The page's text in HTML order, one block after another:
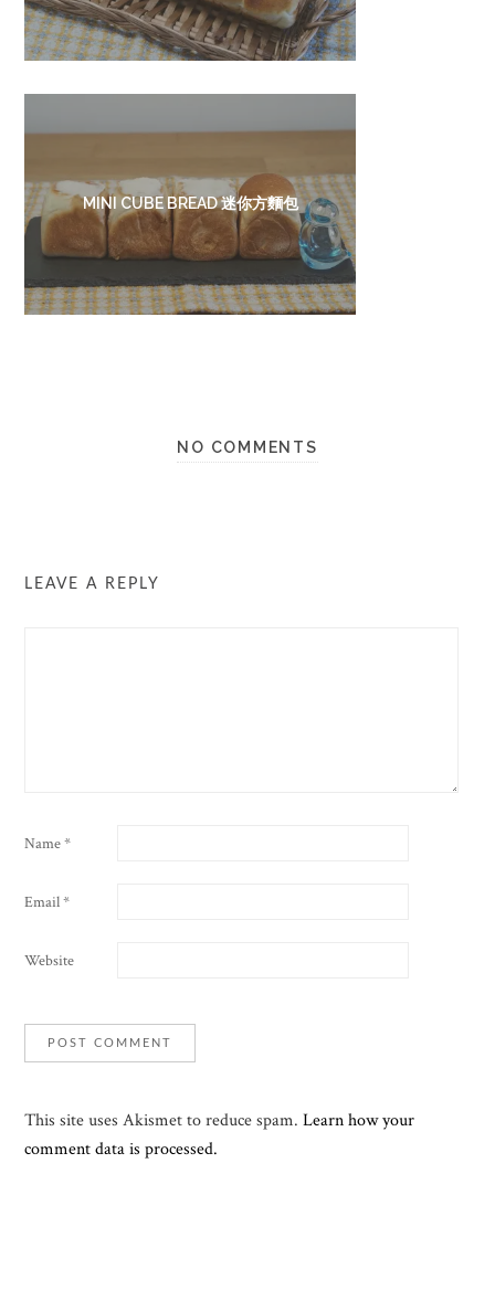
MINI CUBE BREAD 迷你方麵包
NO COMMENTS
LEAVE A REPLY
Name*
Email*
Website
This site uses Akismet to reduce spam.Learn how your
comment data is processed.